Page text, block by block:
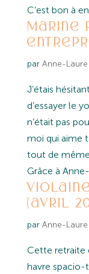
C’est bon à
Marine
par Anne-Laure
J’étais
d’essayer le
n’était pas
moi qui aime
tout de même
Grâce à
(avril
par Anne-Laure
Cette retraite
havre